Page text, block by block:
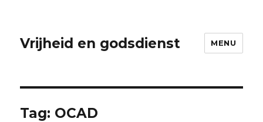
Vrijheid en godsdienst MENU
Tag: OCAD